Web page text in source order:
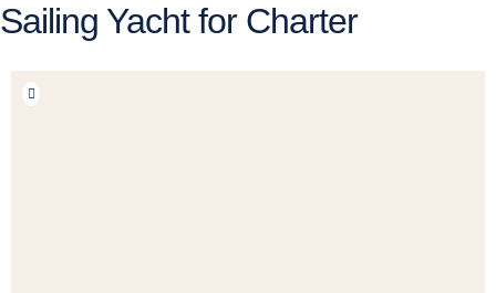
Sailing Yacht for Charter